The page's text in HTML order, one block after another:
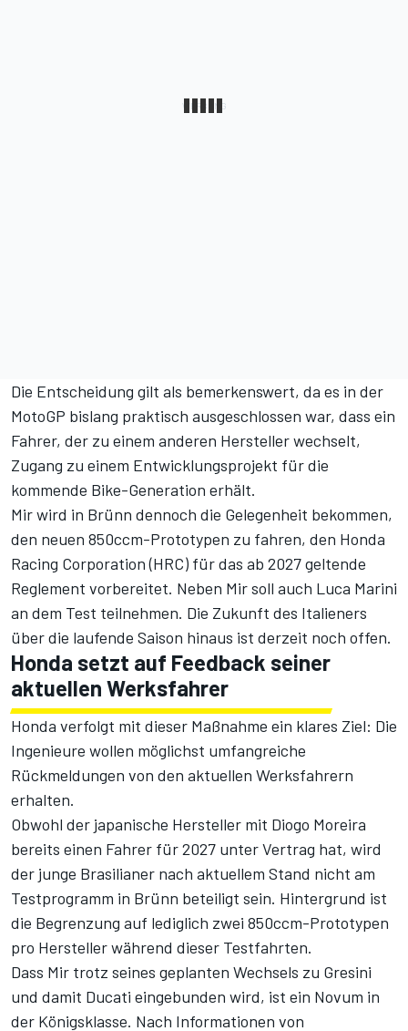
Die Entscheidung gilt als bemerkenswert, da es in der
MotoGP bislang praktisch ausgeschlossen war, dass ein
Fahrer, der zu einem anderen Hersteller wechselt,
Zugang zu einem Entwicklungsprojekt für die
kommende Bike-Generation erhält.
Mir wird in Brünn dennoch die Gelegenheit bekommen,
den neuen 850ccm-Prototypen zu fahren, den Honda
Racing Corporation (HRC) für das ab 2027 geltende
Reglement vorbereitet. Neben Mir soll auch Luca Marini
an dem Test teilnehmen. Die Zukunft des Italieners
über die laufende Saison hinaus ist derzeit noch offen.
Honda setzt auf Feedback seiner
aktuellen Werksfahrer
Honda verfolgt mit dieser Maßnahme ein klares Ziel: Die
Ingenieure wollen möglichst umfangreiche
Rückmeldungen von den aktuellen Werksfahrern
erhalten.
Obwohl der japanische Hersteller mit Diogo Moreira
bereits einen Fahrer für 2027 unter Vertrag hat, wird
der junge Brasilianer nach aktuellem Stand nicht am
Testprogramm in Brünn beteiligt sein. Hintergrund ist
die Begrenzung auf lediglich zwei 850ccm-Prototypen
pro Hersteller während dieser Testfahrten.
Dass Mir trotz seines geplanten Wechsels zu Gresini
und damit Ducati eingebunden wird, ist ein Novum in
der Königsklasse. Nach Informationen von